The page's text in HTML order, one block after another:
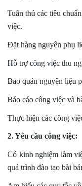
Tuân thủ các tiêu
việc.
Đặt hàng nguyên phụ
Hỗ trợ công việc thu
Bảo quản nguyên liệu
Báo cáo công việc và
Thực hiện các công
2. Yêu cầu công việc:
Có kinh nghiệm làm
quá trình đào tạo bài